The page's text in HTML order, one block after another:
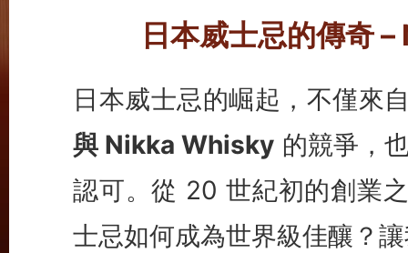
日本威士忌的傳奇
日本威士忌的崛起，不僅
與 Nikka Whisky 的競爭，
認可。從 20 世紀初的創業
士忌如何成為世界級佳釀？